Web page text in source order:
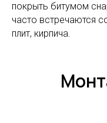
покрыть битумом
часто встречаются
плит, кирпича.